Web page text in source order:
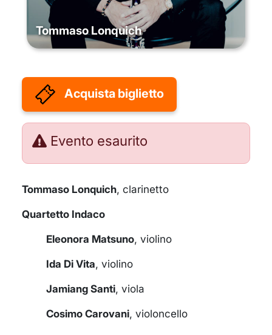
Tommaso Lonquich
Acquista biglietto
Evento esaurito
Tommaso Lonquich, clarinetto
Quartetto Indaco
Eleonora Matsuno, violino
Ida Di Vita, violino
Jamiang Santi, viola
Cosimo Carovani, violoncello